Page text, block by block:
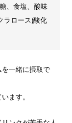
、食塩、酸味
ラロース)酸化
一緒に摂取で
ます。